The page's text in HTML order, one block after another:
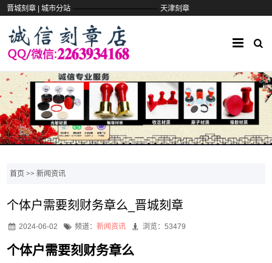
晋城刻章 |城市分站 ——————————天津刻章
首页 >>新闻资讯
个体户需要刻财务章么_晋城刻章
2024-06-02 频道： 新闻资讯 浏览：53479
个体户需要刻财务章么